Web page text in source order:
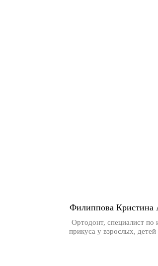
Филиппова Кристина
Ортодонт, специалист по
прикуса у взрослых,